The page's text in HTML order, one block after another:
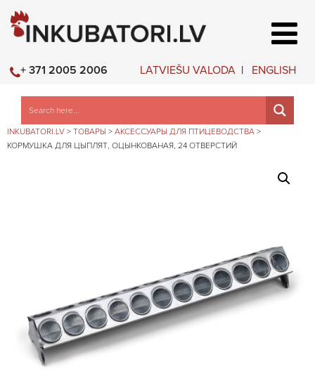
LATVIEŠU VALODA ENGLISH
+ 371 2005 2006
INKUBATORI.LV > ТОВАРЫ > АКСЕССУАРЫ ДЛЯ ПТИЦЕВОДСТВА >
КОРМУШКА ДЛЯ ЦЫПЛЯТ, ОЦЫНКОВАНАЯ, 24 ОТВЕРСТИЙ